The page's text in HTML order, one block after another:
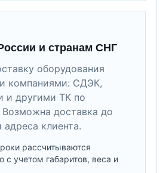
и странам СНГ
оборудования
компаниями: СДЭК,
и другими ТК по
Возможна доставка до
клиента.
рассчитываются
с учетом габаритов, веса и